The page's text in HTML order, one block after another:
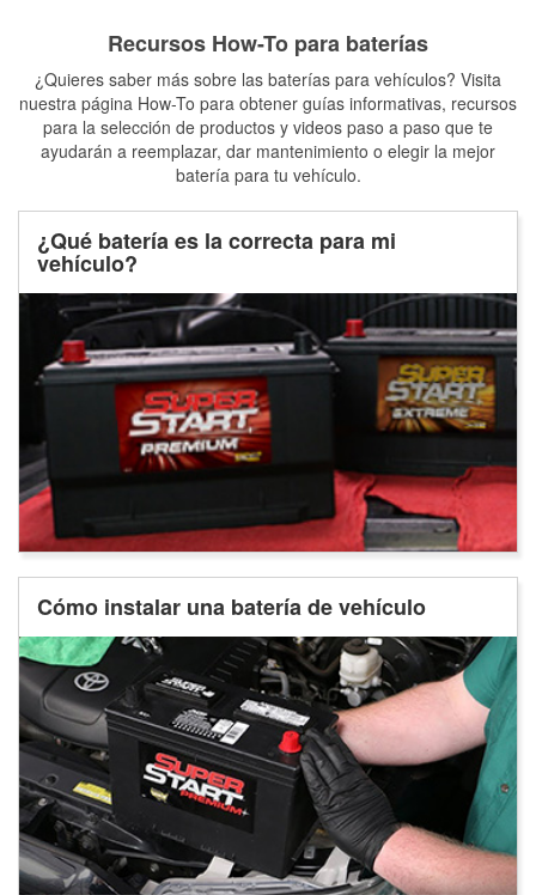
Recursos How-To para baterías
¿Quieres saber más sobre las baterías para vehículos? Visita
nuestra página How-To para obtener guías informativas, recursos
para la selección de productos y videos paso a paso que te
ayudarán a reemplazar, dar mantenimiento o elegir la mejor
batería para tu vehículo.
¿Qué batería es la correcta para mi
vehículo?
Cómo instalar una batería de vehículo